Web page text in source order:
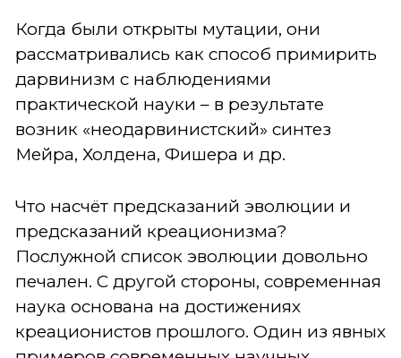
Когда были открыты мутации, они
рассматривались как способ примирить
дарвинизм с наблюдениями
практической науки – в результате
возник «неодарвинистский» синтез
Мейра, Холдена, Фишера и др.
Что насчёт предсказаний эволюции и
предсказаний креационизма?
Послужной список эволюции довольно
печален. С другой стороны, современная
наука основана на достижениях
креационистов прошлого. Один из явных